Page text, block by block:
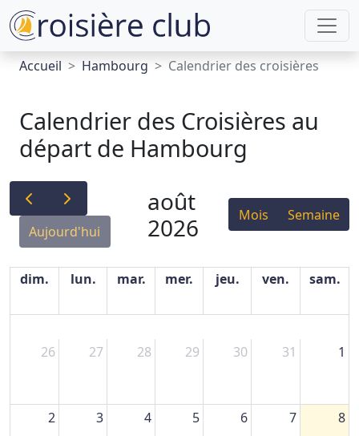
Accueil Hambourg Calendrier des croisières
Calendrier des Croisières au
départ de Hambourg
Aujourd'hui
août
2026
Mois Semaine
dim. lun. mar. mer. jeu. ven. sam.
26 27 28 29 30 31 1
2 3 4 5 6 7 8